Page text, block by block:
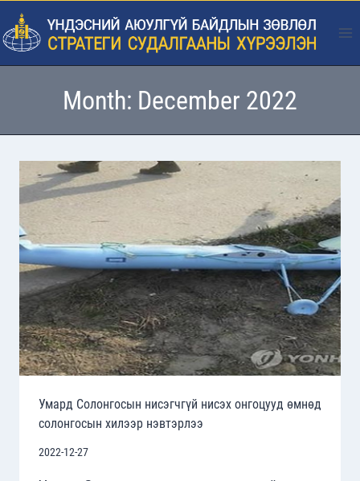
Skip
to
content
Month: December 2022
Умард Солонгосын нисэгчгүй нисэх онгоцууд өмнөд
солонгосын хилээр нэвтэрлээ
2022-12-27